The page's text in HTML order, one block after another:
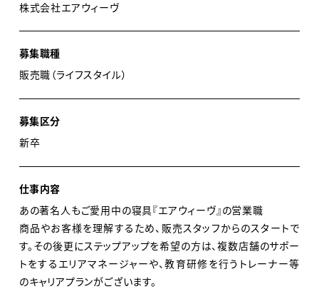
ツパリや加賀屋などの高級ホテル・旅館にもエアウィー
ヴが選ばれています。これまでの知見を活かして、2020
年には個々人の体系に合わせてカスタマイズできる寝具
を開発。これからは寝具のリサイクルや新素材の開発な
どにも力を入れてまいります。
株式会社エアウィーヴ
募集職種
販売職（ライフスタイル）
募集区分
新卒
仕事内容
あの著名人もご愛用中の寝具『エアウィーヴ』の営業職
商品やお客様を理解するため、販売スタッフからのスタートで
す。その後更にステップアップを希望の方は、複数店舗のサポー
トをするエリアマネージャーや、教育研修を行うトレーナー等
のキャリアプランがございます。